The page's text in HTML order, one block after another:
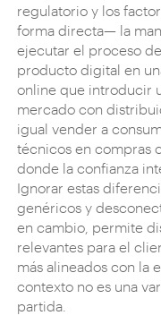
regulatorio y los
forma directa— la
ejecutar el proceso
producto digital en
online que introducir
mercado con
igual vender a
técnicos en compras
donde la confianza
Ignorar estas
genéricos y
en cambio, permite
relevantes para el
más alineados con la
contexto no es una
partida.